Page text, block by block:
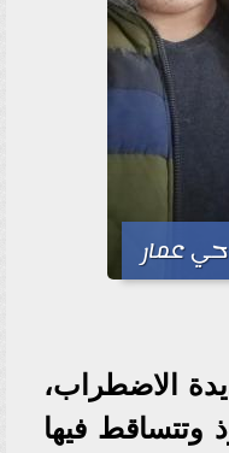
عمار
الاضطراب،
وتتساقط فيها